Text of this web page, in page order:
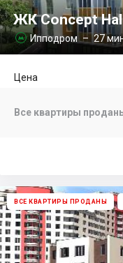
ЖК Concept
 Ипподром– 27
Цена
Все квартиры
ВСЕ КВАРТИРЫ ПРОДАНЫ